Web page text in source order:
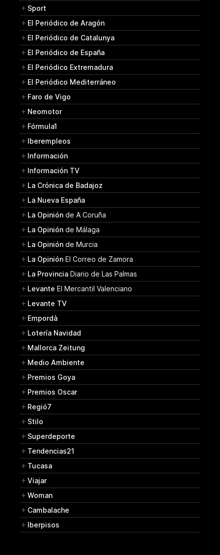
Sport
El Periódico de Aragón
El Periódico de Catalunya
El Periódico de España
El Periódico Extremadura
El Periódico Mediterráneo
Faro de Vigo
Neomotor
Fórmula1
Iberempleos
Información
Información TV
La Crónica de Badajoz
La Nueva España
La Opinión de A Coruña
La Opinión de Málaga
La Opinión de Murcia
La Opinión El Correo de Zamora
La Provincia Diario de Las Palmas
Levante El Mercantil Valenciano
Levante TV
Empordà
Lotería Navidad
Mallorca Zeitung
Medio Ambiente
Premios Goya
Premios Oscar
Regió7
Stilo
Superdeporte
Tendencias21
Tucasa
Viajar
Woman
Cambalache
Iberpisos